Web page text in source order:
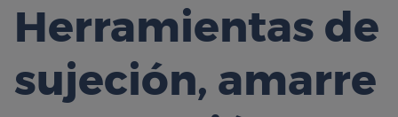
Herramientas de
sujeción, amarre